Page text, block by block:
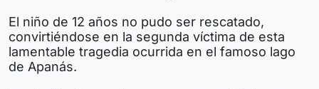
El niño de 12 años no pudo ser rescatado,
convirtiéndose en la segunda víctima de esta
lamentable tragedia ocurrida en el famoso lago
de Apanás.